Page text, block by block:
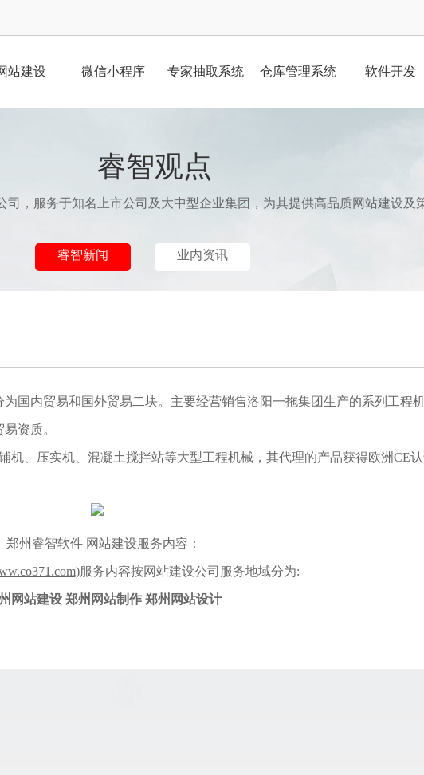
站建设 微信小程序 专家抽取系统 仓库管理系统 软件开发
睿智观点
司，服务于知名上市公司及大中型企业集团，为其提供高品质网站建设及
睿智新闻 业内资讯
内贸易和国外贸易二块。主要经营销售洛阳一拖集团生产的系列工程
资质。
、压实机、混凝土搅拌站等大型工程机械，其代理的产品获得欧洲CE认
郑州睿智软件 网站建设服务内容：
)服务内容按网站建设公司服务地域分为:
网站建设 郑州网站制作 郑州网站设计